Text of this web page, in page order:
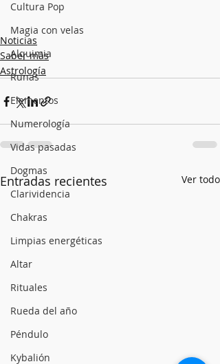
Cultura Pop
Magia con velas
Alquimia
Runas
Elementos
Numerología
Vidas pasadas
Dogmas
Clarividencia
Chakras
Limpias energéticas
Altar
Rituales
Rueda del año
Péndulo
Kybalión
Noticias
Saber más
Astrología
Entradas recientes Ver todo